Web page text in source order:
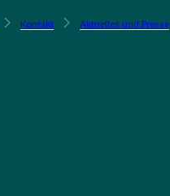
Kontakt Aktuelles und Presse